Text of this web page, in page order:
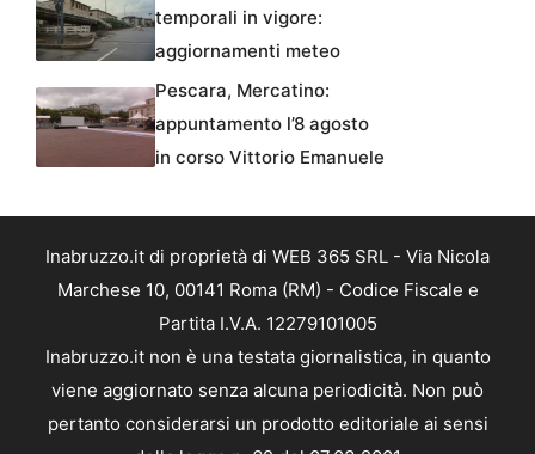
temporali in vigore:
aggiornamenti meteo
Pescara, Mercatino:
appuntamento l’8 agosto
in corso Vittorio Emanuele
Inabruzzo.it di proprietà di WEB 365 SRL - Via Nicola
Marchese 10, 00141 Roma (RM) - Codice Fiscale e
Partita I.V.A. 12279101005
Inabruzzo.it non è una testata giornalistica, in quanto
viene aggiornato senza alcuna periodicità. Non può
pertanto considerarsi un prodotto editoriale ai sensi